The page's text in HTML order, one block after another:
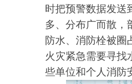
时把预警数据发送
多、分布广而散，
防水、消防栓被圈
火灾紧急需要寻找
些单位和个人消防